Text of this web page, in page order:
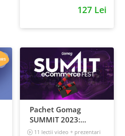
127 Lei
Pachet Gomag
SUMMIT 2023:
inregistrari +
11 lectii video + prezentari